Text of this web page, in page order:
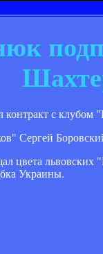
с клубом
Сергей
цвета львовских
Украины.